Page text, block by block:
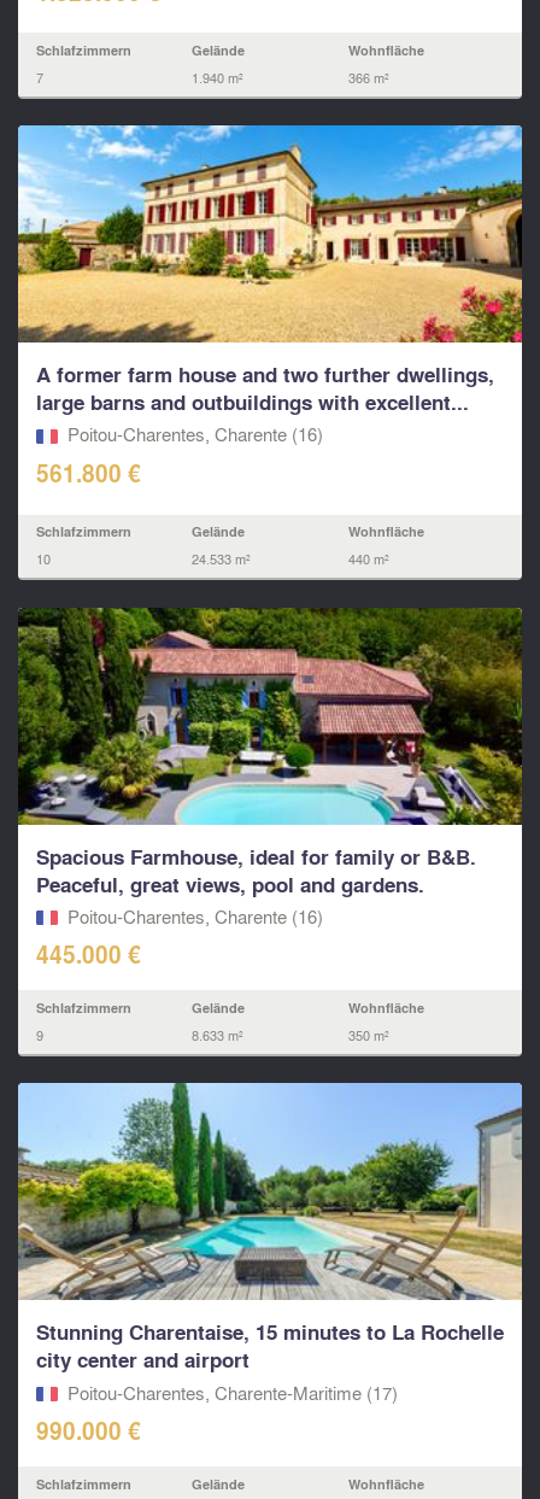
Schlafzimmern
7
Gelände
1.940 m²
Wohnfläche
366 m²
A former farm house and two further dwellings,
large barns and outbuildings with excellent...
Poitou-Charentes, Charente (16)
561.800 €
Schlafzimmern
10
Gelände
24.533 m²
Wohnfläche
440 m²
Spacious Farmhouse, ideal for family or B&B.
Peaceful, great views, pool and gardens.
Poitou-Charentes, Charente (16)
445.000 €
Schlafzimmern
9
Gelände
8.633 m²
Wohnfläche
350 m²
Stunning Charentaise, 15 minutes to La Rochelle
city center and airport
Poitou-Charentes, Charente-Maritime (17)
990.000 €
Schlafzimmern Gelände Wohnfläche